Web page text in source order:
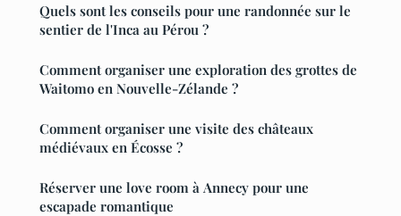
Quels sont les conseils pour une randonnée sur le
sentier de l'Inca au Pérou ?
Comment organiser une exploration des grottes de
Waitomo en Nouvelle-Zélande ?
Comment organiser une visite des châteaux
médiévaux en Écosse ?
Réserver une love room à Annecy pour une
escapade romantique